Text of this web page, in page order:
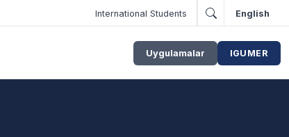
International Students English
Uygulamalar IGUMER